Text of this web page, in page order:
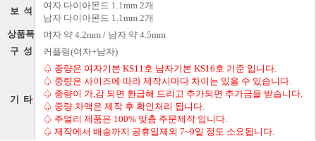
보 석
여자 다이아몬드 1.1mm 2개
남자 다이아몬드 1.1mm 2개
상품폭 여자 약 4.2mm / 남자 약 4.5mm
구 성 커플링(여자+남자)
기 타
♤ 중량은 여자기본 KS11호 남자기본 KS16호 기준 입니다.
♤ 중량은 사이즈에 따라 제작시마다 차이는 있을 수 있습니다.
♤ 중량이 가,감 되면 환급해 드리고 추가되면 추가금을 받습니다.
♤ 중량 차액은 제작 후 확인처리 됩니다.
♤ 주얼리 제품은 100% 맞춤 주문제작 입니다.
♤ 제작에서 배송까지 공휴일제외 7~9일 정도 소요됩니다.